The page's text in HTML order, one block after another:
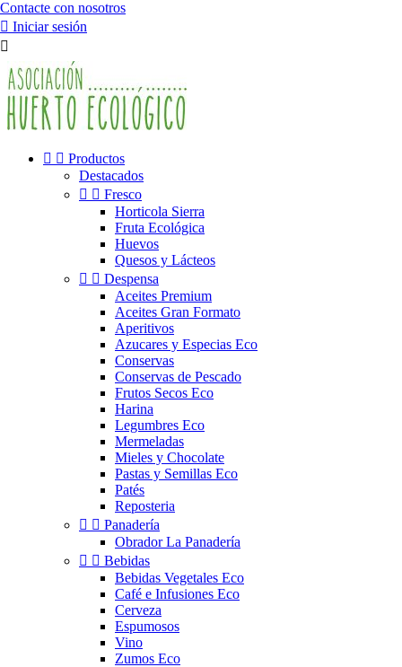
Contacte con nosotros
 Iniciar sesión

  Productos
Destacados
  Fresco
Horticola Sierra
Fruta Ecológica
Huevos
Quesos y Lácteos
  Despensa
Aceites Premium
Aceites Gran Formato
Aperitivos
Azucares y Especias Eco
Conservas
Conservas de Pescado
Frutos Secos Eco
Harina
Legumbres Eco
Mermeladas
Mieles y Chocolate
Pastas y Semillas Eco
Patés
Reposteria
  Panadería
Obrador La Panadería
  Bebidas
Bebidas Vegetales Eco
Café e Infusiones Eco
Cerveza
Espumosos
Vino
Zumos Eco